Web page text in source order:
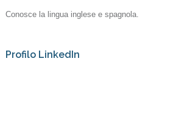
Conosce la lingua inglese e spagnola.
Profilo LinkedIn